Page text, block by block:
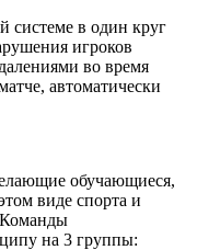
системе в один круг
игроков
во время
автоматически
обучающиеся,
виде спорта и
на 3 группы: